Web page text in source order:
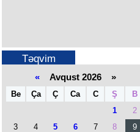
Təqvim
«Avqust 2026 »
Be Ça Ç Ca C Ş
B
1
2
3
4 5 6 7 8
9